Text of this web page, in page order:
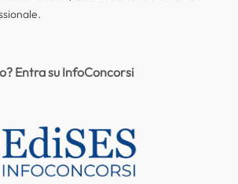
Entra su InfoConcorsi